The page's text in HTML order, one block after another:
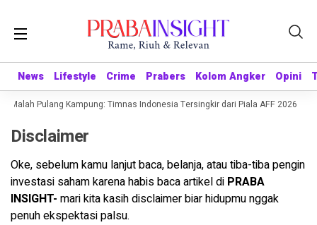
News Lifestyle Crime Prabers Kolom Angker Opini
News Lifestyle Crime Prabers Kolom Angker Opini
Malah Pulang Kampung: Timnas Indonesia Tersingkir dari Piala AFF 2026
Disclaimer
Oke, sebelum kamu lanjut baca, belanja, atau tiba-tiba pengin
investasi saham karena habis baca artikel di PRABA
INSIGHT- mari kita kasih disclaimer biar hidupmu nggak
penuh ekspektasi palsu.